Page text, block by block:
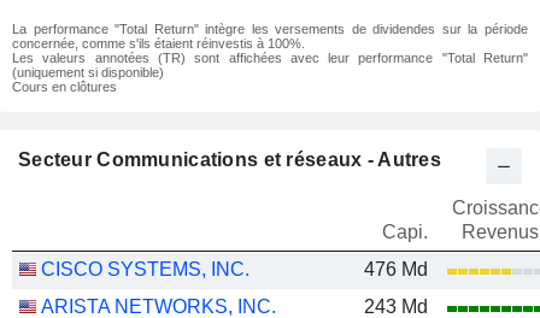
La performance "Total Return" intègre les versements de dividendes sur la période
concernée, comme s'ils étaient réinvestis à 100%.
Les valeurs annotées (TR) sont affichées avec leur performance "Total Return"
(uniquement si disponible)
Cours en clôtures
Secteur Communications et réseaux - Autres
Capi.
Revenus
CISCO SYSTEMS, INC.
476 Md
ARISTA NETWORKS, INC.
243 Md